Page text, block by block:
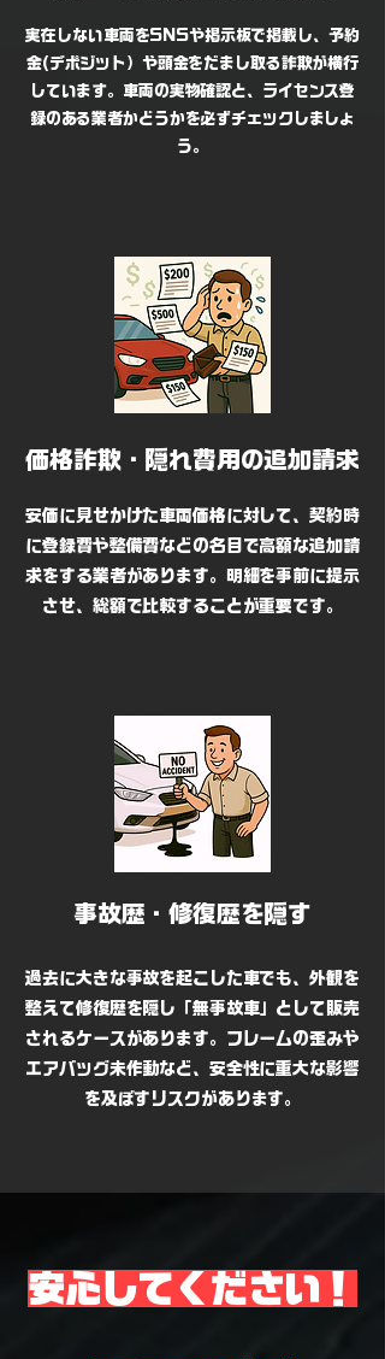
実在しない車両をSNSや掲示板で掲載し、予約
金(デポジット）や頭金をだまし取る詐欺が横行
しています。車両の実物確認と、ライセンス登
録のある業者かどうかを必ずチェックしましょ
う。
価格詐欺・隠れ費用の追加請求
安価に見せかけた車両価格に対して、契約時
に登録費や整備費などの名目で高額な追加請
求をする業者があります。明細を事前に提示
させ、総額で比較することが重要です。
事故歴・修復歴を隠す
過去に大きな事故を起こした車でも、外観を
整えて修復歴を隠し「無事故車」として販売
されるケースがあります。フレームの歪みや
エアバッグ未作動など、安全性に重大な影響
を及ぼすリスクがあります。
​安心してください！